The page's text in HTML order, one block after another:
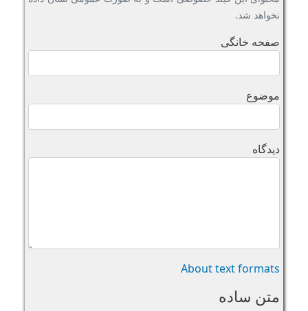
نخواهد شد.
صفحه خانگی
موضوع
دیدگاه
About text formats
متن ساده